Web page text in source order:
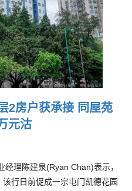
2房户获承接 同屋苑
元沽
理陈建泉(Ryan Chan)表示，
行日前促成一宗屯门凯德花园